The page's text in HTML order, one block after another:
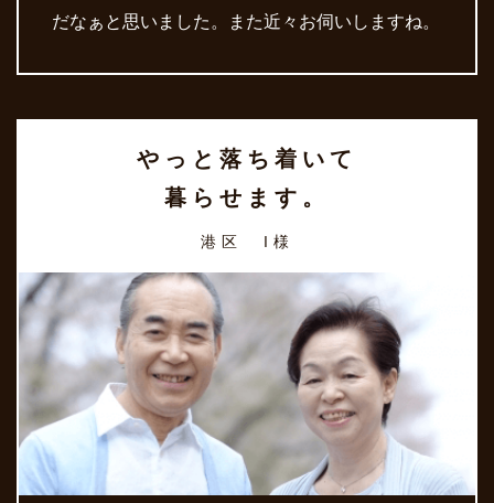
だなぁと思いました。また近々お伺いしますね。
やっと落ち着いて
暮らせます。
港区 I様